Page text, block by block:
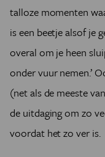
samenstelling
een klein beetje
bestuderen
resulterende gas.
SHERLOC
Raman and
doet precisie-
organische
PIXL (Planetary
talloze momenten
is een beetje alsof je
overal om je heen
onder vuur nemen.’
(net als de meeste
de uitdaging om zo
voordat het zo ver is.